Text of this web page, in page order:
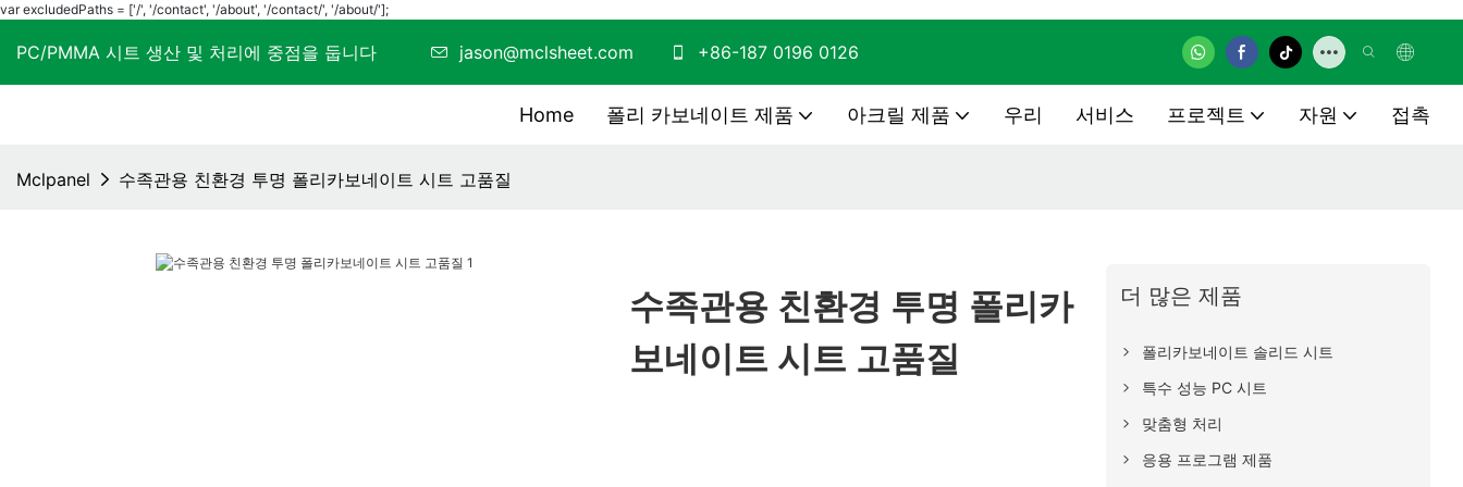
var excludedPaths = ['/', '/contact', '/about', '/contact/', '/about/'];
PC/PMMA 시트 생산 및 처리에 중점을 둡니다 jason@mclsheet.com +86-187 0196 0126
Home 폴리 카보네이트 제품 아크릴 제품 우리 서비스 프로젝트 자원 접촉
Mclpanel 수족관용 친환경 투명 폴리카보네이트 시트 고품질
수족관용 친환경 투명 폴리카
보네이트 시트 고품질
더 많은 제품
폴리카보네이트 솔리드 시트
특수 성능 PC 시트
맞춤형 처리
응용 프로그램 제품